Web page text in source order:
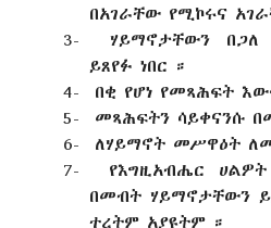
በአገራቸው የሚኮሩና
3-ሃይማኖታቸውን በጋለ
ይጸየፉ ነበር ።
4- በቂ የሆነ የመጻሕፍት
5- መጻሕፍትን ሳይቀናንሱ
6- ለሃይማኖት መሥዋዕት
7- የእግዚአብሔር
በመብት ሃይማኖታቸውን
ተረትም አያዩትም ።